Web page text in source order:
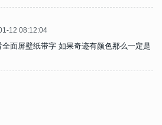
12 08:12:04
全面屏壁纸带字 如果奇迹有颜色那么一定是